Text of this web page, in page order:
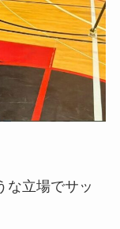
な立場でサッ